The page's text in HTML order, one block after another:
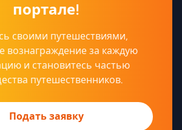
портале!
своими путешествиями,
вознаграждение за каждую
и становитесь частью
путешественников.
Подать заявку